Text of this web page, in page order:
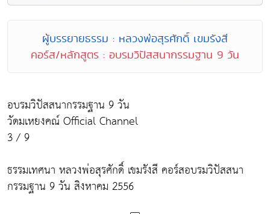
ผู้บรรยายธรรม : หลวงพ่อสุรศักดิ์ เขมรังสี
คอร์ส/หลักสูตร : อบรมวิปัสสนากรรมฐาน 9 วัน
อบรมวิปัสสนากรรมฐาน 9 วัน
วัดมเหยงคณ์ Official Channel
3 / 9
ธรรมเทศนา หลวงพ่อสุรศักดิ์ เขมรังสี คอร์สอบรมวิปัสสนา
กรรมฐาน 9 วัน สิงหาคม 2556